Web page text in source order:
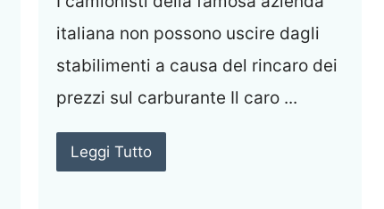
italiana non possono uscire dagli
stabilimenti a causa del rincaro dei
prezzi sul carburante Il caro ...
Leggi Tutto